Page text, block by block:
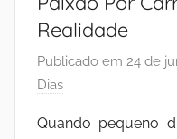
Realidade
Publicado em 24 de
Dias
Quando pequeno